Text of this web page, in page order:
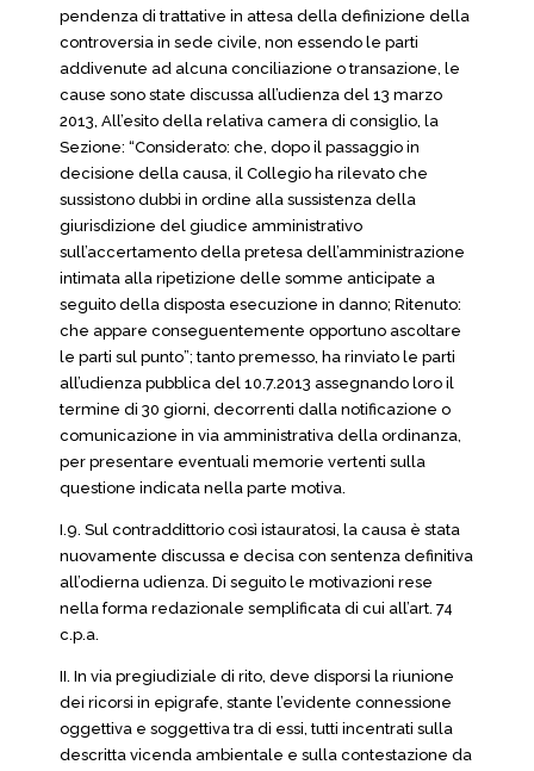
pendenza di trattative in attesa della definizione della
controversia in sede civile, non essendo le parti
addivenute ad alcuna conciliazione o transazione, le
cause sono state discussa all’udienza del 13 marzo
2013, All’esito della relativa camera di consiglio, la
Sezione: “Considerato: che, dopo il passaggio in
decisione della causa, il Collegio ha rilevato che
sussistono dubbi in ordine alla sussistenza della
giurisdizione del giudice amministrativo
sull’accertamento della pretesa dell’amministrazione
intimata alla ripetizione delle somme anticipate a
seguito della disposta esecuzione in danno; Ritenuto:
che appare conseguentemente opportuno ascoltare
le parti sul punto”; tanto premesso, ha rinviato le parti
all’udienza pubblica del 10.7.2013 assegnando loro il
termine di 30 giorni, decorrenti dalla notificazione o
comunicazione in via amministrativa della ordinanza,
per presentare eventuali memorie vertenti sulla
questione indicata nella parte motiva.
I.9. Sul contraddittorio così istauratosi, la causa è stata
nuovamente discussa e decisa con sentenza definitiva
all’odierna udienza. Di seguito le motivazioni rese
nella forma redazionale semplificata di cui all’art. 74
c.p.a.
II. In via pregiudiziale di rito, deve disporsi la riunione
dei ricorsi in epigrafe, stante l’evidente connessione
oggettiva e soggettiva tra di essi, tutti incentrati sulla
descritta vicenda ambientale e sulla contestazione da